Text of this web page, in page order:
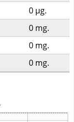
0 µg.
0 mg.
0 mg.
0 mg.